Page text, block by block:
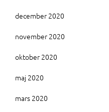
december 2020
november 2020
oktober 2020
maj 2020
mars 2020